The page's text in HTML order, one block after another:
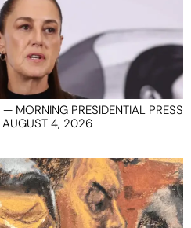
MORNING PRESIDENTIAL PRESS
AUGUST 4, 2026